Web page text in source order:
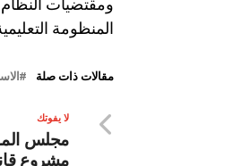
المنظومة
مقالات ذات صلة
لا يفوتك
مجلس
مشروع